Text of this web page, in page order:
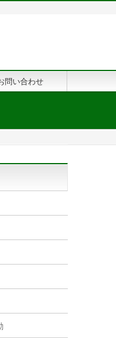
問い合わせ